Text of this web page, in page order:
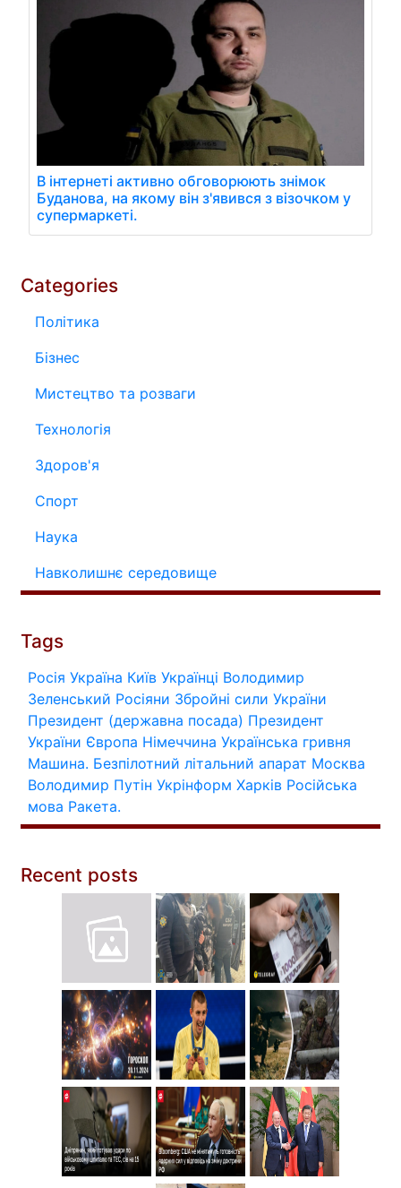
В інтернеті активно обговорюють знімок
Буданова, на якому він з'явився з візочком у
супермаркеті.
Categories
Політика
Бізнес
Мистецтво та розваги
Технологія
Здоров'я
Спорт
Наука
Навколишнє середовище
Tags
Росія Україна Київ Українці Володимир
Зеленський Росіяни Збройні сили України
Президент (державна посада) Президент
України Європа Німеччина Українська гривня
Машина. Безпілотний літальний апарат Москва
Володимир Путін Укрінформ Харків Російська
мова Ракета.
Recent posts